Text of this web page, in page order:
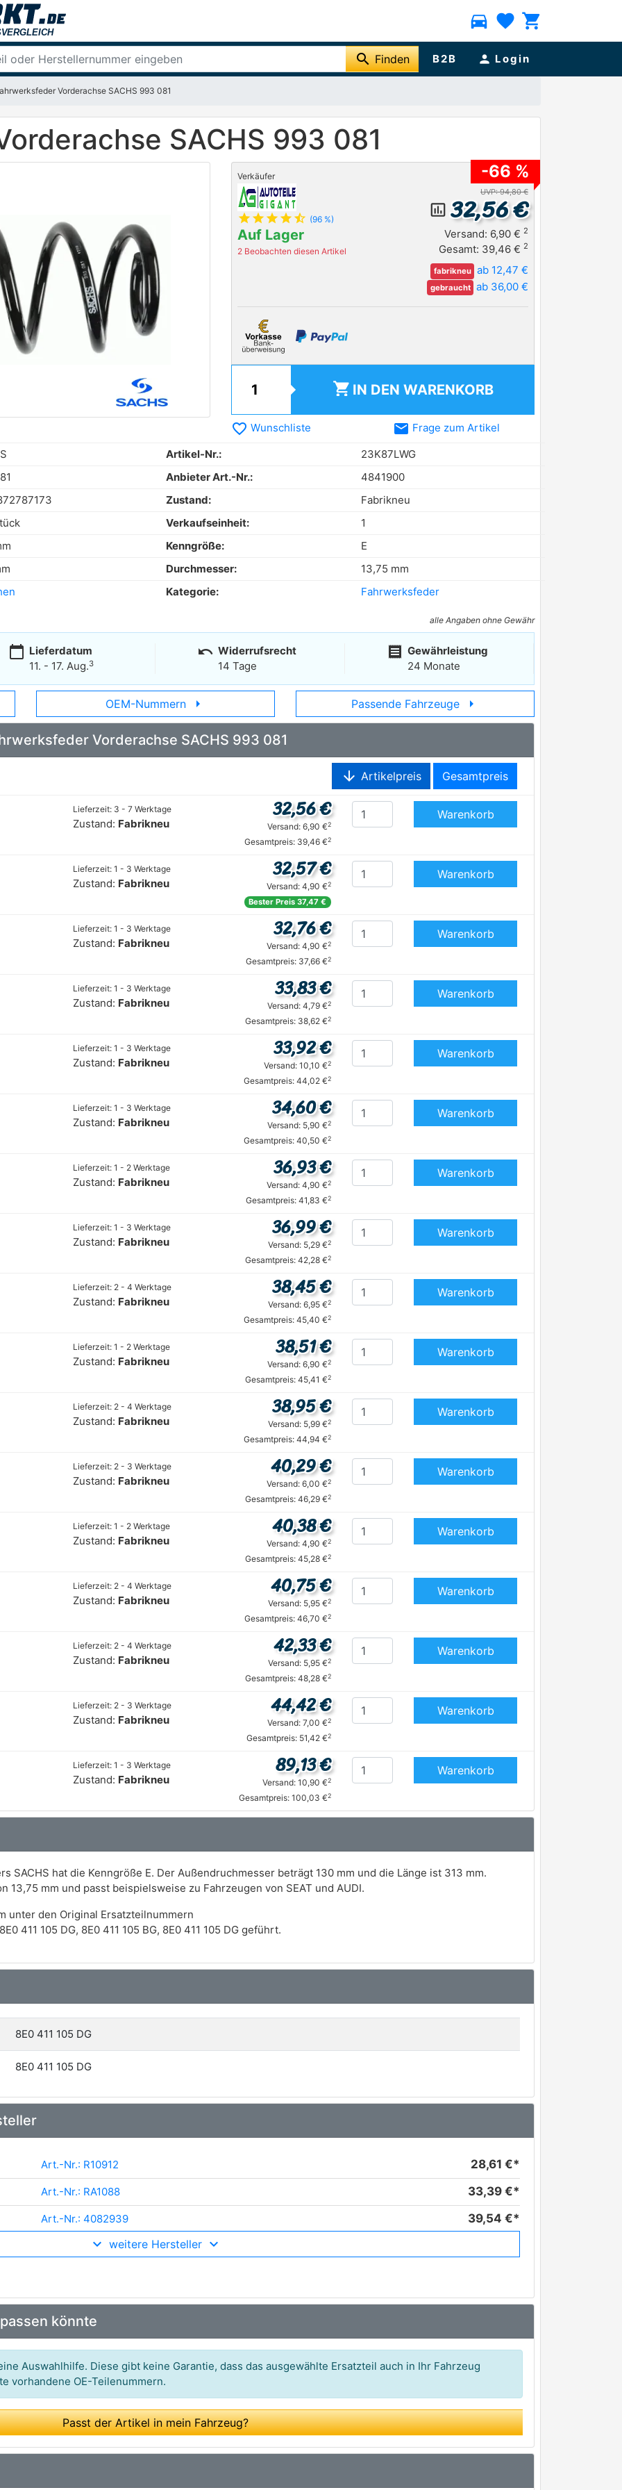
directions_car favorite shopping_cart
search Finden B2B person Login
Vorderachse SACHS 993 081
SACHS 993 081
Verkäufer
star star star star star_half (96 %)
Auf Lager
2 Beobachten diesen Artikel
-66 %
UVP: 94,80 €
insert_chart_outlined 32,56 €
Versand: 6,90 € 2
Gesamt: 39,46 € 2
fabrikneu ab 12,47 €
gebraucht ab 36,00 €
shopping_cart IN DEN WARENKORB
favorite_border Wunschliste email Frage zum Artikel
Artikel-Nr.:
23K87LWG
Anbieter Art.-Nr.:
4841900
Zustand:
Fabrikneu
Verkaufseinheit:
1
Kenngröße:
E
Durchmesser:
13,75 mm
Kategorie: Fahrwerksfeder
alle Angaben ohne Gewähr
calendar_today Lieferdatum
11. - 17. Aug.3
undo Widerrufsrecht
14 Tage
receipt Gewährleistung
24 Monate
OEM-Nummern arrow_right Passende Fahrzeuge arrow_right
Vorderachse SACHS 993 081
arrow_downward Artikelpreis Gesamtpreis
Lieferzeit: 3 - 7 Werktage
Zustand: Fabrikneu
32,56 €
Versand: 6,90 €2
Gesamtpreis: 39,46 €2
Warenkorb
Lieferzeit: 1 - 3 Werktage
Zustand: Fabrikneu
32,57 €
Versand: 4,90 €2
Bester Preis 37,47 €
Warenkorb
Lieferzeit: 1 - 3 Werktage
Zustand: Fabrikneu
32,76 €
Versand: 4,90 €2
Gesamtpreis: 37,66 €2
Warenkorb
Lieferzeit: 1 - 3 Werktage
Zustand: Fabrikneu
33,83 €
Versand: 4,79 €2
Gesamtpreis: 38,62 €2
Warenkorb
Lieferzeit: 1 - 3 Werktage
Zustand: Fabrikneu
33,92 €
Versand: 10,10 €2
Gesamtpreis: 44,02 €2
Warenkorb
Lieferzeit: 1 - 3 Werktage
Zustand: Fabrikneu
34,60 €
Versand: 5,90 €2
Gesamtpreis: 40,50 €2
Warenkorb
Lieferzeit: 1 - 2 Werktage
Zustand: Fabrikneu
36,93 €
Versand: 4,90 €2
Gesamtpreis: 41,83 €2
Warenkorb
Lieferzeit: 1 - 3 Werktage
Zustand: Fabrikneu
36,99 €
Versand: 5,29 €2
Gesamtpreis: 42,28 €2
Warenkorb
Lieferzeit: 2 - 4 Werktage
Zustand: Fabrikneu
38,45 €
Versand: 6,95 €2
Gesamtpreis: 45,40 €2
Warenkorb
Lieferzeit: 1 - 2 Werktage
Zustand: Fabrikneu
38,51 €
Versand: 6,90 €2
Gesamtpreis: 45,41 €2
Warenkorb
Lieferzeit: 2 - 4 Werktage
Zustand: Fabrikneu
38,95 €
Versand: 5,99 €2
Gesamtpreis: 44,94 €2
Warenkorb
Lieferzeit: 2 - 3 Werktage
Zustand: Fabrikneu
40,29 €
Versand: 6,00 €2
Gesamtpreis: 46,29 €2
Warenkorb
Lieferzeit: 1 - 2 Werktage
Zustand: Fabrikneu
40,38 €
Versand: 4,90 €2
Gesamtpreis: 45,28 €2
Warenkorb
Lieferzeit: 2 - 4 Werktage
Zustand: Fabrikneu
40,75 €
Versand: 5,95 €2
Gesamtpreis: 46,70 €2
Warenkorb
Lieferzeit: 2 - 4 Werktage
Zustand: Fabrikneu
42,33 €
Versand: 5,95 €2
Gesamtpreis: 48,28 €2
Warenkorb
Lieferzeit: 2 - 3 Werktage
Zustand: Fabrikneu
44,42 €
Versand: 7,00 €2
Gesamtpreis: 51,42 €2
Warenkorb
Lieferzeit: 1 - 3 Werktage
Zustand: Fabrikneu
89,13 €
Versand: 10,90 €2
Gesamtpreis: 100,03 €2
Warenkorb
SACHS hat die Kenngröße E. Der Außendruchmesser beträgt 130 mm und die Länge ist 313 mm.
13,75 mm und passt beispielsweise zu Fahrzeugen von SEAT und AUDI.
unter den Original Ersatzteilnummern
411 105 DG, 8E0 411 105 BG, 8E0 411 105 DG geführt.
8E0 411 105 DG
8E0 411 105 DG
Art.-Nr.: R10912 28,61 €*
Art.-Nr.: RA1088 33,39 €*
Art.-Nr.: 4082939 39,54 €*
Art.-Nr.: 85092
Art.-Nr.: 03184
weitere Hersteller
könnte
Auswahlhilfe. Diese gibt keine Garantie, dass das ausgewählte Ersatzteil auch in Ihr Fahrzeug
vorhandene OE-Teilenummern.
Passt der Artikel in mein Fahrzeug?